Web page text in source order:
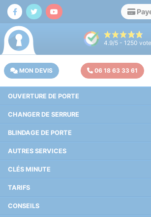
OUVERTURE DE PORTE
CHANGER DE SERRURE
BLINDAGE DE PORTE
AUTRES SERVICES
CLÉS MINUTE
TARIFS
CONSEILS
4.9/5 - 1250
MON DEVIS 06 18 63 33 61